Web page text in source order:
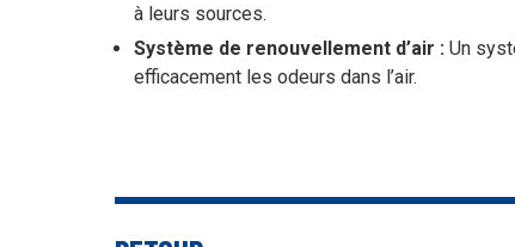
à leurs sources.
Système de renouvellement d’air : Un
efficacement les odeurs dans l’air.